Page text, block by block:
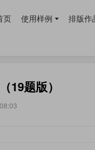
页 使用样例 排版作
19题版）